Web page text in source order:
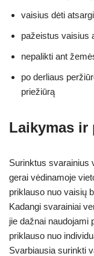
vaisius dėti
pažeistus vaisius
nepalikti ant
po derliaus
priežiūrą
Laikymas ir
Surinktus svarainius
gerai vėdinamoje
priklauso nuo vaisių
Kadangi svarainiai
jie dažnai naudojami
priklauso nuo
Svarbiausia surinkti